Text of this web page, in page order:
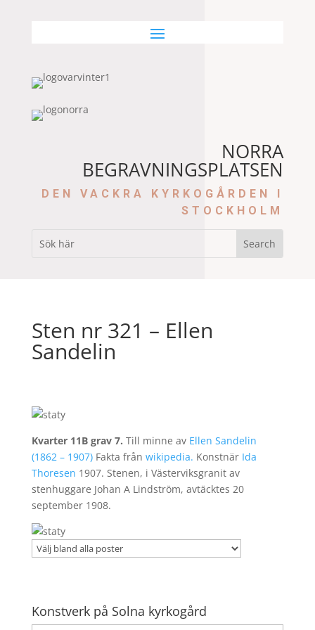
NORRA
BEGRAVNINGSPLATSEN
DEN VACKRA KYRKOGÅRDEN I
STOCKHOLM
Sten nr 321 – Ellen
Sandelin
Kvarter 11B grav 7. Till minne av Ellen Sandelin
(1862 – 1907)Fakta från wikipedia. Konstnär Ida
Thoresen 1907. Stenen, i Västerviksgranit av
stenhuggare Johan A Lindström, avtäcktes 20
september 1908.
Konstverk på Solna kyrkogård